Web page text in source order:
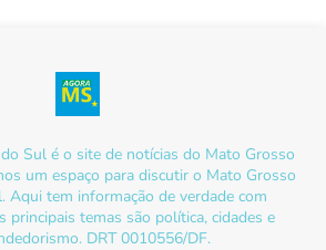
Sul é o site de notícias do Mato Grosso
um espaço para discutir o Mato Grosso
Aqui tem informação de verdade com
principais temas são política, cidades e
DRT 0010556/DF.